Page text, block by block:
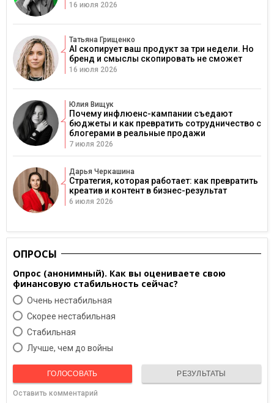
16 июля 2026
Татьяна Грищенко
AI скопирует ваш продукт за три недели. Но
бренд и смыслы скопировать не сможет
16 июля 2026
Юлия Вищук
Почему инфлюенс-кампании съедают
бюджеты и как превратить сотрудничество с
блогерами в реальные продажи
7 июля 2026
Дарья Черкашина
Стратегия, которая работает: как превратить
креатив и контент в бизнес-результат
6 июля 2026
ОПРОСЫ
Опрос (анонимный). Как вы оцениваете свою
финансовую стабильность сейчас?
Очень нестабильная
Скорее нестабильная
Cтабильная
Лучше, чем до войны
ГОЛОСОВАТЬ РЕЗУЛЬТАТЫ
Оставить комментарий